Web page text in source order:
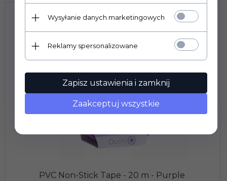
PVC Non-Stick Tape - 20 m - Purple
Wysyłanie danych marketingowych
Reklamy spersonalizowane
Zapisz ustawienia i zamknij
Zaakceptuj wszystkie